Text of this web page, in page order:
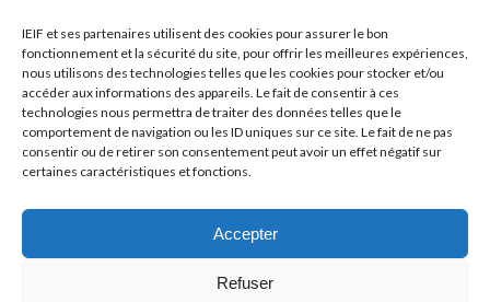
IEIF et ses partenaires utilisent des cookies pour assurer le bon
fonctionnement et la sécurité du site, pour offrir les meilleures expériences,
nous utilisons des technologies telles que les cookies pour stocker et/ou
accéder aux informations des appareils. Le fait de consentir à ces
technologies nous permettra de traiter des données telles que le
comportement de navigation ou les ID uniques sur ce site. Le fait de ne pas
consentir ou de retirer son consentement peut avoir un effet négatif sur
certaines caractéristiques et fonctions.
Accepter
Refuser
Prénom*
E-mail*